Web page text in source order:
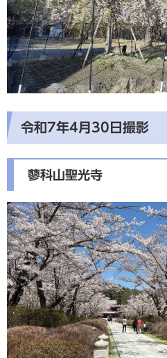
令和7年4月30日撮影
蓼科山聖光寺